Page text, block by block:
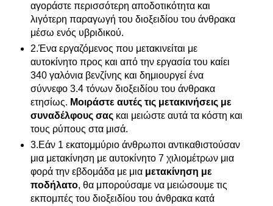
αγοράστε περισσότερη αποδοτικότητα και
λιγότερη παραγωγή του διοξειδίου του άνθρακα
μέσω ενός υβριδικού.
2.Ένα εργαζόμενος που μετακινείται με
αυτοκίνητο προς και από την εργασία του καίει
340 γαλόνια βενζίνης και δημιουργεί ένα
σύννεφο 3.4 τόνων διοξειδίου του άνθρακα
ετησίως. Μοιράστε αυτές τις μετακινήσεις με
συναδέλφους σαςκαι μειώστε αυτά τα κόστη και
τους ρύπους στα μισά.
3.Εάν 1 εκατομμύριο άνθρωποι αντικαθιστούσαν
μια μετακίνηση με αυτοκίνητο 7 χιλιομέτρων μια
φορά την εβδομάδα με μια μετακίνηση με
ποδήλατο, θα μπορούσαμε να μειώσουμε τις
εκπομπές του διοξειδίου του άνθρακα κατά